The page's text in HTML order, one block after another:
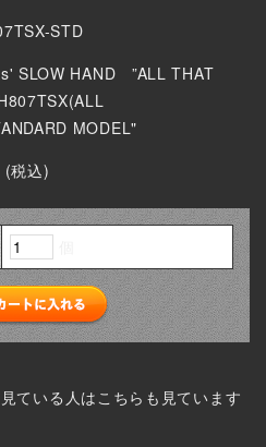
STD
SLOW HAND ”ALL THAT
MODEL"
税込)
ている人はこちらも見ています